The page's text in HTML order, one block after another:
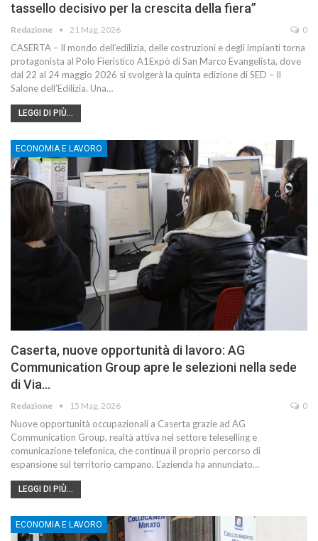
tassello decisivo per la crescita della fiera”
Redazione 21 Mag, 2026 0
CASERTA – Il mondo dell’edilizia, delle costruzioni e degli impianti torna
protagonista al Polo Fieristico A1Expò di San Marco Evangelista, dove
dal 22 al 24 maggio 2026 si svolgerà la quinta edizione di SED – Il
Salone dell’Edilizia. Una…
LEGGI DI PIÙ...
ECONOMIA E LAVORO
Caserta, nuove opportunità di lavoro: AG
Communication Group apre le selezioni nella sede
di Via…
Redazione 15 Mag, 2026 0
Nuove opportunità occupazionali a Caserta grazie ad AG
Communication Group, realtà attiva nel settore teleselling e
comunicazione telefonica, che continua il proprio percorso di
espansione sul territorio campano. L’azienda ha annunciato…
LEGGI DI PIÙ...
ECONOMIA E LAVORO